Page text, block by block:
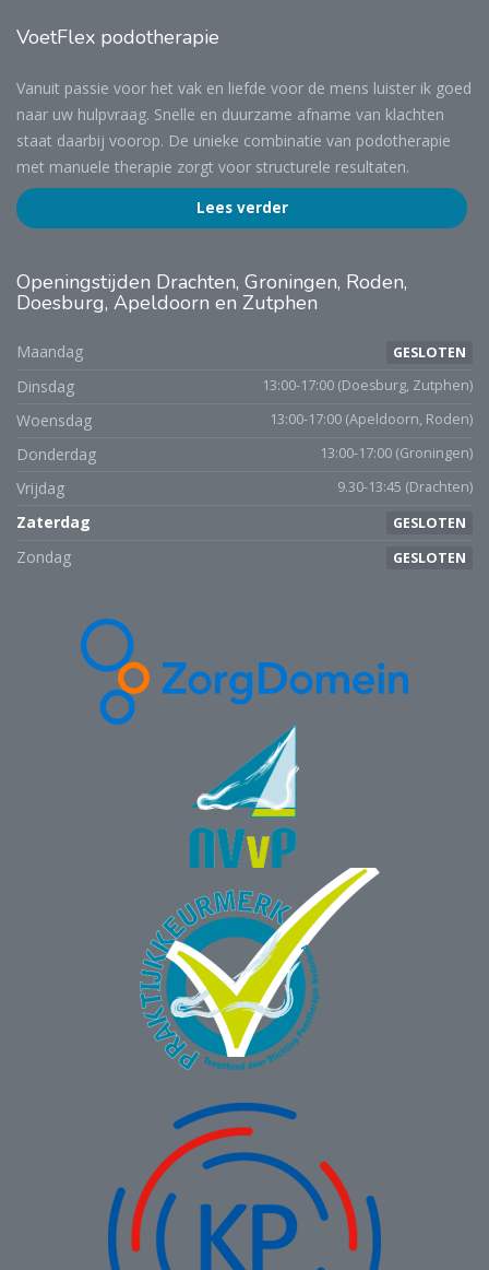
VoetFlex podotherapie
Vanuit passie voor het vak en liefde voor de mens luister ik goed
naar uw hulpvraag. Snelle en duurzame afname van klachten
staat daarbij voorop. De unieke combinatie van podotherapie
met manuele therapie zorgt voor structurele resultaten.
Lees verder
Openingstijden Drachten, Groningen, Roden,
Doesburg, Apeldoorn en Zutphen
Maandag GESLOTEN
Dinsdag 13:00-17:00 (Doesburg, Zutphen)
Woensdag 13:00-17:00 (Apeldoorn, Roden)
Donderdag 13:00-17:00 (Groningen)
Vrijdag 9.30-13:45 (Drachten)
Zaterdag GESLOTEN
Zondag GESLOTEN